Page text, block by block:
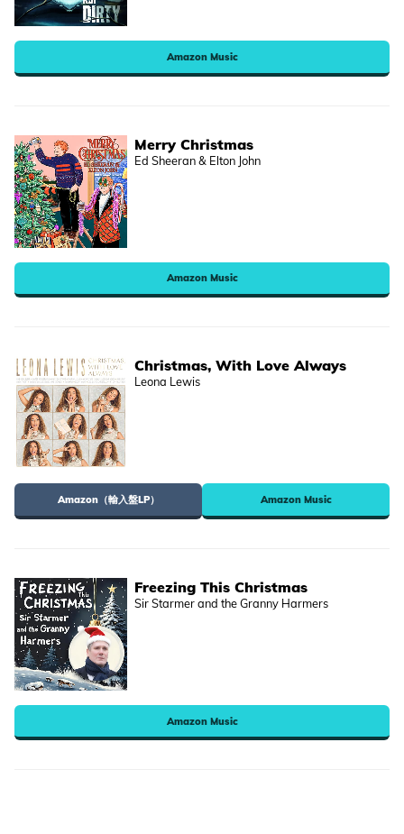
Amazon Music
Merry Christmas
Ed Sheeran & Elton John
Amazon Music
Christmas, With Love Always
Leona Lewis
Amazon（輸入盤LP） Amazon Music
Freezing This Christmas
Sir Starmer and the Granny Harmers
Amazon Music